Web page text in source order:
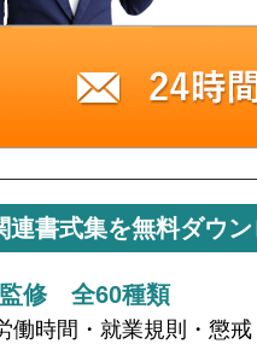
連書式集を無料ダウ
修 全60種類
働時間・就業規則・懲